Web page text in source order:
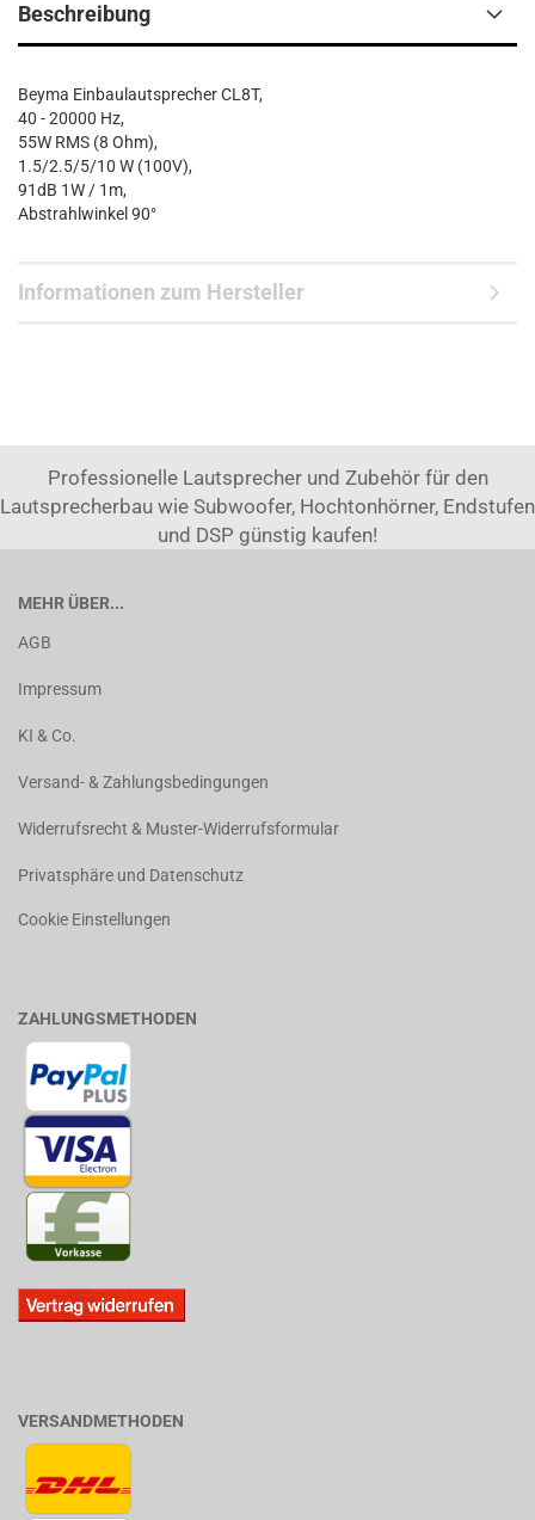
Beschreibung
Beyma Einbaulautsprecher CL8T,
40 - 20000 Hz,
55W RMS (8 Ohm),
1.5/2.5/5/10 W (100V),
91dB 1W / 1m,
Abstrahlwinkel 90°
Informationen zum Hersteller
Professionelle Lautsprecher und Zubehör für den
Lautsprecherbau wie Subwoofer, Hochtonhörner, Endstufen
und DSP günstig kaufen!
MEHR ÜBER...
AGB
Impressum
KI & Co.
Versand- & Zahlungsbedingungen
Widerrufsrecht & Muster-Widerrufsformular
Privatsphäre und Datenschutz
Cookie Einstellungen
ZAHLUNGSMETHODEN
VERSANDMETHODEN